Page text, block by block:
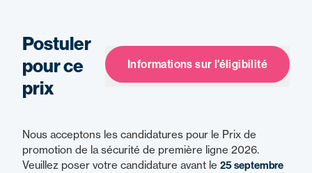
Postuler
pour ce
prix
Informations sur l'éligibilité
Nous acceptons les candidatures pour le Prix de
promotion de la sécurité de première ligne 2026.
Veuillez poser votre candidature avant le 25 septembre